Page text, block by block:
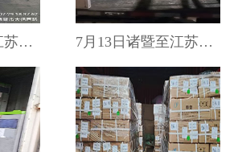
7月29日诸暨至江苏省镇··· 7月13日诸暨至江苏省镇···